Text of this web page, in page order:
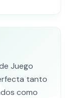
Juego
tanto
como